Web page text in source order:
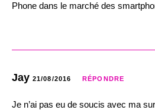
Phone dans le marché des
Jay 21/08/2016 RÉPONDRE
Je n’ai pas eu de soucis avec ma